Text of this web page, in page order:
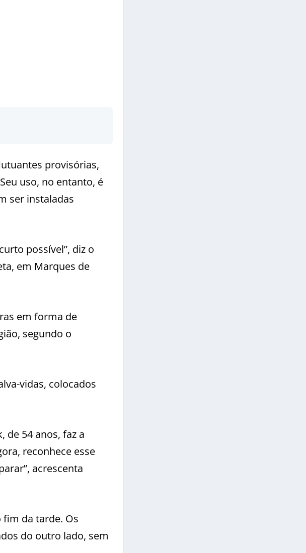
provisórias,
uso, no entanto, é
ser instaladas
possível”, diz o
em Marques de
em forma de
segundo o
vidas, colocados
de 54 anos, faz a
reconhece esse
acrescenta
da tarde. Os
do outro lado, sem